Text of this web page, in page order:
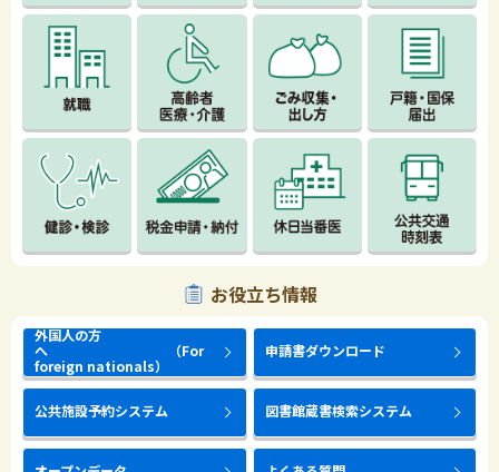
お役立ち情報
外国人の方
へ （For
foreign nationals）
申請書ダウンロード
公共施設予約システム 図書館蔵書検索システム